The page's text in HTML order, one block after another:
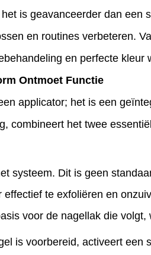
is geavanceerder dan
en routines verbeteren.
en perfecte
Ontmoet Functie
applicator; het is een
combineert het twee
systeem. Dit is geen
te exfoliëren en
voor de nagellak die volgt,
is voorbereid, activeert